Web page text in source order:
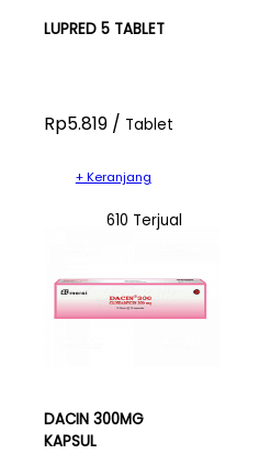
LUPRED 5 TABLET
Rp5.819 / Tablet
+ Keranjang
610 Terjual
DACIN 300MG
KAPSUL